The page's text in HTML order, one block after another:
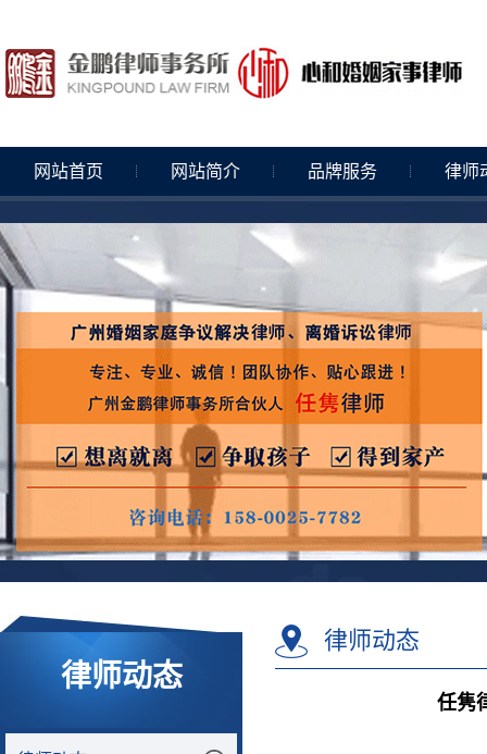
网站首页 网站简介 品牌服务 律师
律师动态
律师动态
任隽